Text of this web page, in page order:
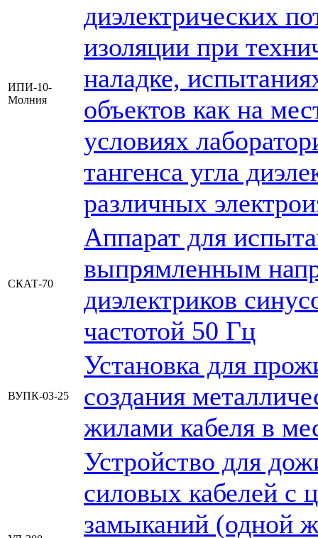
ИПИ-10-
Молния
диэлектрических
изоляции при
наладке,
объектов как на
условиях
тангенса угла
различных
СКАТ-70
Аппарат для
выпрямленным
диэлектриков
частотой 50 Гц
ВУПК-03-25
Установка для
создания
жилами кабеля в
Устройство для
силовых кабелей с
замыканий (одной